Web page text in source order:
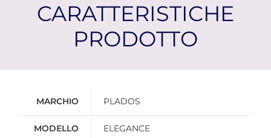
CARATTERISTICHE
PRODOTTO
MARCHIO PLADOS
MODELLO ELEGANCE